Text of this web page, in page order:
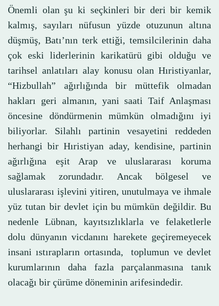
Önemli olan şu ki seçkinleri bir deri bir kemik
kalmış, sayıları nüfusun yüzde otuzunun altına
düşmüş, Batı’nın terk ettiği, temsilcilerinin daha
çok eski liderlerinin karikatürü gibi olduğu ve
tarihsel anlatıları alay konusu olan Hıristiyanlar,
“Hizbullah” ağırlığında bir müttefik olmadan
hakları geri almanın, yani saati Taif Anlaşması
öncesine döndürmenin mümkün olmadığını iyi
biliyorlar. Silahlı partinin vesayetini reddeden
herhangi bir Hıristiyan aday, kendisine, partinin
ağırlığına eşit Arap ve uluslararası koruma
sağlamak zorundadır. Ancak bölgesel ve
uluslararası işlevini yitiren, unutulmaya ve ihmale
yüz tutan bir devlet için bu mümkün değildir. Bu
nedenle Lübnan, kayıtsızlıklarla ve felaketlerle
dolu dünyanın vicdanını harekete geçiremeyecek
insani ıstırapların ortasında, toplumun ve devlet
kurumlarının daha fazla parçalanmasına tanık
olacağı bir çürüme döneminin arifesindedir.